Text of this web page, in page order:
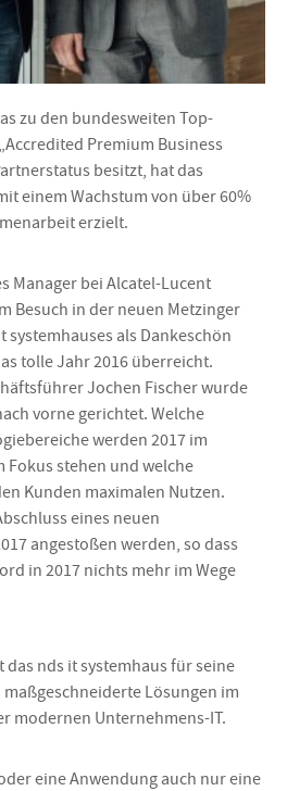
zu den bundesweiten Top-
Premium Business
besitzt, hat das
einem Wachstum von über 60%
erzielt.
Manager bei Alcatel-Lucent
Besuch in der neuen Metzinger
systemhauses als Dankeschön
tolle Jahr 2016 überreicht.
Jochen Fischer wurde
vorne gerichtet. Welche
werden 2017 im
Fokus stehen und welche
Kunden maximalen Nutzen.
eines neuen
angestoßen werden, so dass
in 2017 nichts mehr im Wege
nds it systemhaus für seine
Lösungen im
modernen Unternehmens-IT.
eine Anwendung auch nur eine